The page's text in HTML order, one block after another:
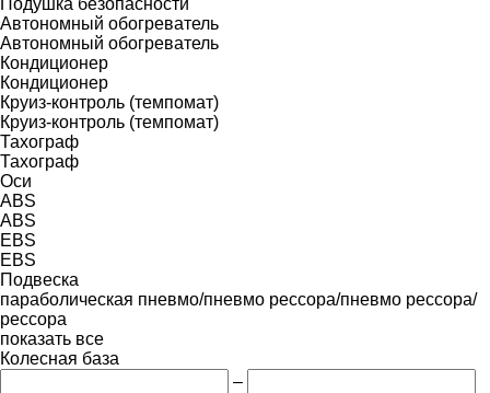
Автономный обогреватель
Автономный обогреватель
Кондиционер
Кондиционер
Круиз-контроль (темпомат)
Круиз-контроль (темпомат)
Тахограф
Тахограф
Оси
ABS
ABS
EBS
EBS
Подвеска
параболическая пневмо/пневмо рессора/пневмо рессора/
рессора
показать все
Колесная база
–